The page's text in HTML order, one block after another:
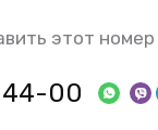
этот
00